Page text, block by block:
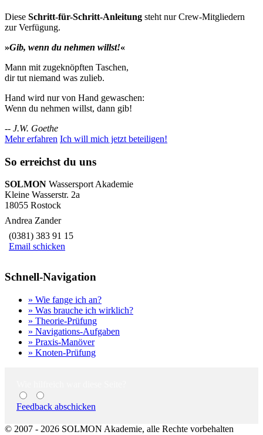
Diese Schritt-für-Schritt-Anleitung steht nur Crew-Mitgliedern
zur Verfügung.
»Gib, wenn du nehmen willst!«
Mann mit zugeknöpften Taschen,
dir tut niemand was zulieb.
Hand wird nur von Hand gewaschen:
Wenn du nehmen willst, dann gib!
-- J.W. Goethe
Mehr erfahren Ich will mich jetzt beteiligen!
So erreichst du uns
SOLMON Wassersport Akademie
Kleine Wasserstr. 2a
18055 Rostock
Andrea Zander
(0381) 383 91 15
Email schicken
Schnell-Navigation
» Wie fange ich an?
» Was brauche ich wirklich?
» Theorie-Prüfung
» Navigations-Aufgaben
» Praxis-Manöver
» Knoten-Prüfung
Feedback abschicken
© 2007 - 2026 SOLMON Akademie, alle Rechte vorbehalten